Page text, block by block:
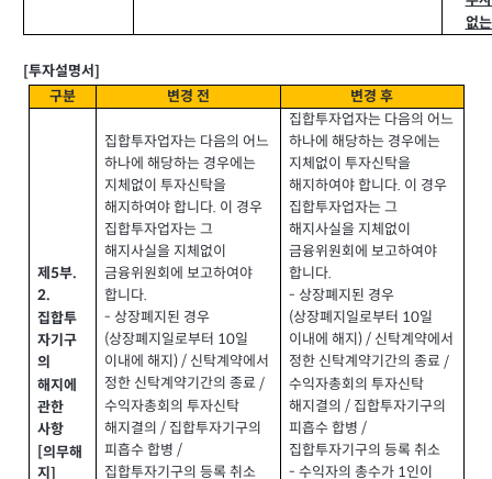
없
투자설명서
구분
변경 전 변경 후
제 5부.
2.
집합투
자기구
의
해지에
관한
사항
의무해
지
집합투자업자는 다음의 어느
하나에 해당하는 경우에는
지체없이 투자신탁을
해지하여야 합니다. 이 경우
집합투자업자는 그
해지사실을 지체없이
금융위원회에 보고하여야
합니다.
- 상장폐지된 경우
(상장폐지일로부터 10일
이내에 해지 ) / 신탁계약에서
정한 신탁계약기간의 종료/
수익자총회의 투자신탁
해지결의 / 집합투자기구의
피흡수 합병 /
집합투자기구의 등록 취소
집합투자업자는 다음의 어느
하나에 해당하는 경우에는
지체없이 투자신탁을
해지하여야 합니다. 이 경우
집합투자업자는 그
해지사실을 지체없이
금융위원회에 보고하여야
합니다.
- 상장폐지된 경우
(상장폐지일로부터 10일
이내에 해지 ) / 신탁계약에서
정한 신탁계약기간의 종료/
수익자총회의 투자신탁
해지결의 / 집합투자기구의
피흡수 합병 /
집합투자기구의 등록 취소
- 수익자의 총수가1인이